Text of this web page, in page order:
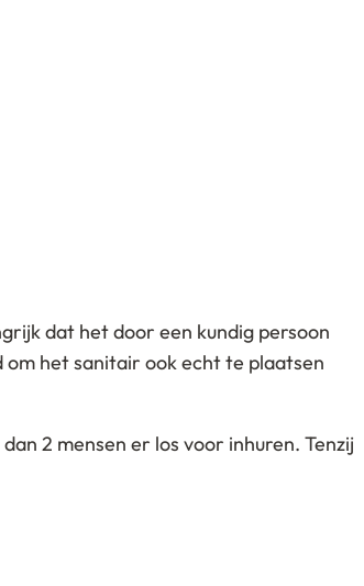
dat het door een kundig persoon
het sanitair ook echt te plaatsen
2 mensen er los voor inhuren. Tenzij